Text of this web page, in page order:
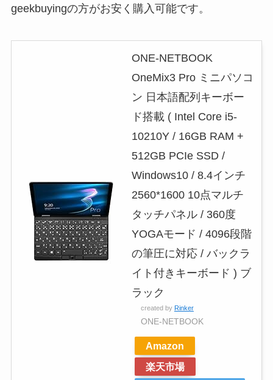
geekbuyingの方がお安く購入可能です。
ONE-NETBOOK
OneMix3 Pro ミニパソコ
ン 日本語配列キーボー
ド搭載 ( Intel Core i5-
10210Y / 16GB RAM +
512GB PCIe SSD /
Windows10 / 8.4インチ
2560*1600 10点マルチ
タッチパネル / 360度
YOGAモード / 4096段階
の筆圧に対応 / バックラ
イト付きキーボード ) ブ
ラック
created by Rinker
ONE-NETBOOK
Amazon
楽天市場